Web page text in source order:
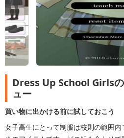
Dress Up School Girls
ュー
買い物に出かける前に試しておこう
女子高生にとって制服は校則の範囲